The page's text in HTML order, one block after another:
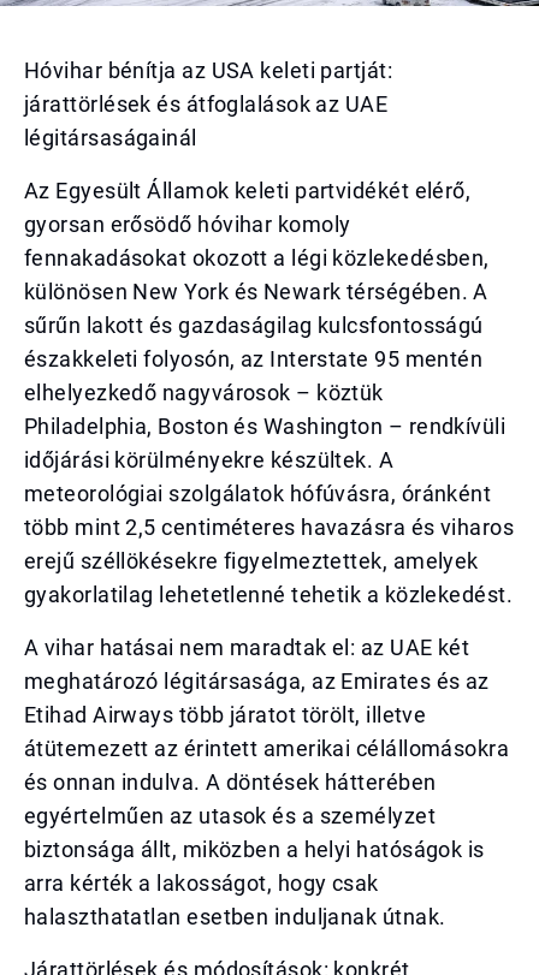
Hóvihar bénítja az USA keleti partját:
járattörlések és átfoglalások az UAE
légitársaságainál
Az Egyesült Államok keleti partvidékét elérő,
gyorsan erősödő hóvihar komoly
fennakadásokat okozott a légi közlekedésben,
különösen New York és Newark térségében. A
sűrűn lakott és gazdaságilag kulcsfontosságú
északkeleti folyosón, az Interstate 95 mentén
elhelyezkedő nagyvárosok – köztük
Philadelphia, Boston és Washington – rendkívüli
időjárási körülményekre készültek. A
meteorológiai szolgálatok hófúvásra, óránként
több mint 2,5 centiméteres havazásra és viharos
erejű széllökésekre figyelmeztettek, amelyek
gyakorlatilag lehetetlenné tehetik a közlekedést.
A vihar hatásai nem maradtak el: az UAE két
meghatározó légitársasága, az Emirates és az
Etihad Airways több járatot törölt, illetve
átütemezett az érintett amerikai célállomásokra
és onnan indulva. A döntések hátterében
egyértelműen az utasok és a személyzet
biztonsága állt, miközben a helyi hatóságok is
arra kérték a lakosságot, hogy csak
halaszthatatlan esetben induljanak útnak.
Járattörlések és módosítások: konkrét